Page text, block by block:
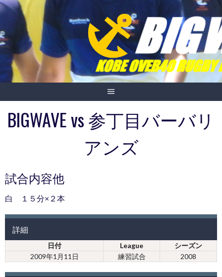
Skip
content
BIGWAVE vs 参丁目バーバリ
アンズ
試合内容他
白 １５分×２本
詳細
日付 League
シーズン
2009年1月11日
練習試合 2008